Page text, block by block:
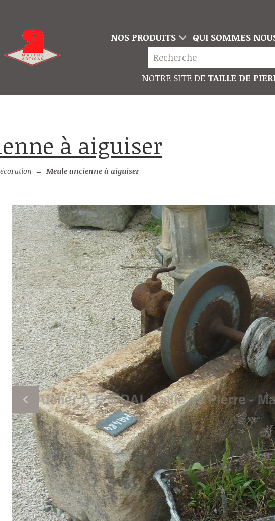
NOS PRODUITS QUI SOMMES
NOTRE SITE DE TAILLE DE
à aiguiser
→ Meule ancienne à aiguiser